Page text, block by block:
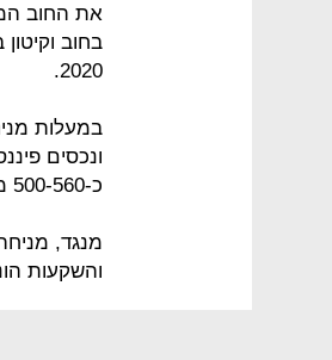
2020.
כ-500-560 מיליון שקל; והנפקת חוב של כ-275 מיליון שקל בדצמבר 2019.
והשקעות